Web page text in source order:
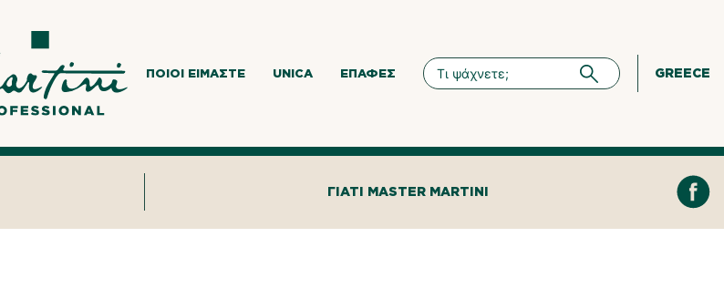
ΠΟΙΟΙ ΕΊΜΑΣΤΕ UNICA ΕΠΑΦΈΣ GREECE
ΓΙΑΤΊ MASTER MARTINI